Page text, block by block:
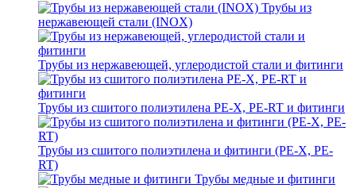
Трубы из
нержавеющей стали (INOX)
Трубы из нержавеющей, углеродистой стали и фитинги
Трубы из сшитого полиэтилена PE-X, PE-RT и фитинги
Трубы из сшитого полиэтилена и фитинги (PE-X, PE-
RT)
Трубы медные и фитинги